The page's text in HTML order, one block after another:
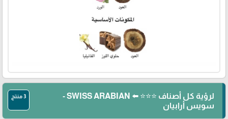
لرؤية كل أصناف ⭐⭐⭐ ⬅️ SWISS ARABIAN -
سويس أرابيان
3 منتج